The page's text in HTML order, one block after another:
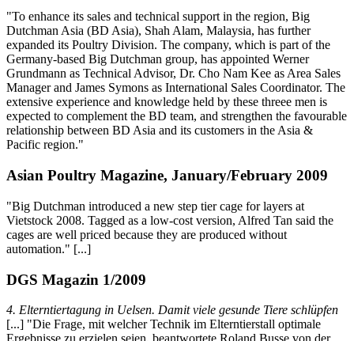
"To enhance its sales and technical support in the region, Big
Dutchman Asia (BD Asia), Shah Alam, Malaysia, has further
expanded its Poultry Division. The company, which is part of the
Germany-based Big Dutchman group, has appointed Werner
Grundmann as Technical Advisor, Dr. Cho Nam Kee as Area Sales
Manager and James Symons as International Sales Coordinator. The
extensive experience and knowledge held by these threee men is
expected to complement the BD team, and strengthen the favourable
relationship between BD Asia and its customers in the Asia &
Pacific region."
Asian Poultry Magazine, January/February 2009
"Big Dutchman introduced a new step tier cage for layers at
Vietstock 2008. Tagged as a low-cost version, Alfred Tan said the
cages are well priced because they are produced without
automation." [...]
DGS Magazin 1/2009
4. Elterntiertagung in Uelsen. Damit viele gesunde Tiere schlüpfen
[...] "Die Frage, mit welcher Technik im Elterntierstall optimale